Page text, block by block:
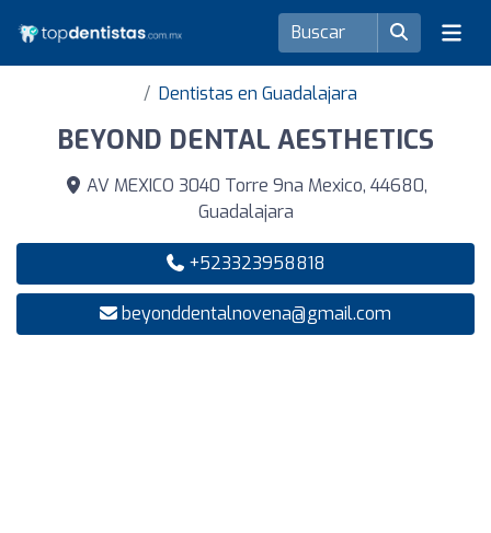
Dentistas en Guadalajara
BEYOND DENTAL AESTHETICS
AV MEXICO 3040 Torre 9na Mexico, 44680,
Guadalajara
+523323958818
beyonddentalnovena@gmail.com